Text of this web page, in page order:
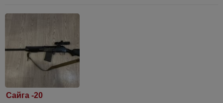
Сайга -20